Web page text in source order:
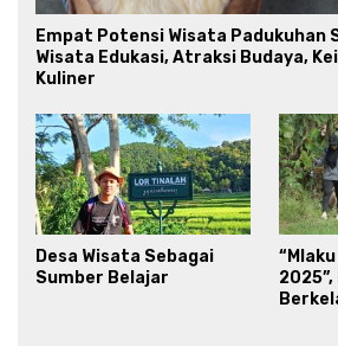
Empat Potensi Wisata Padukuhan
Wisata Edukasi, Atraksi Budaya,
Kuliner
Desa Wisata Sebagai
Sumber Belajar